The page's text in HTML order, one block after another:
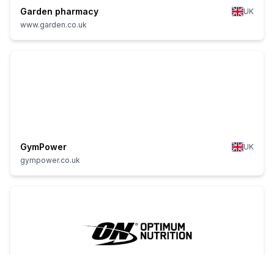
Garden pharmacy
UK
www.garden.co.uk
GymPower
UK
gympower.co.uk